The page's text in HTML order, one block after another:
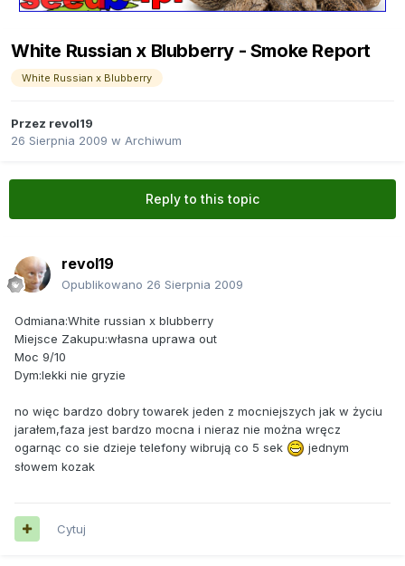
White Russian x Blubberry - Smoke Report
White Russian x Blubberry
Przez revol19
26 Sierpnia 2009 w Archiwum
Reply to this topic
revol19
Opublikowano 26 Sierpnia 2009
Odmiana:White russian x blubberry
Miejsce Zakupu:własna uprawa out
Moc 9/10
Dym:lekki nie gryzie
no więc bardzo dobry towarek jeden z mocniejszych jak w życiu
jarałem,faza jest bardzo mocna i nieraz nie można wręcz
ogarnąc co sie dzieje telefony wibrują co 5 sek
jednym
słowem kozak
Cytuj